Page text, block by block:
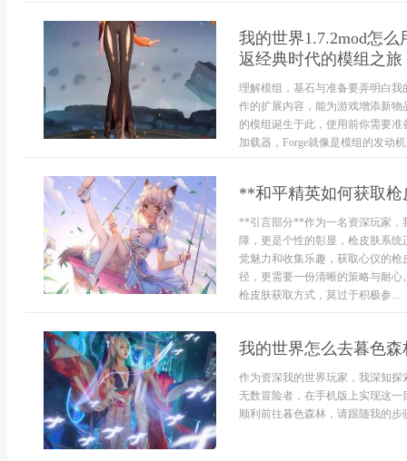
我的世界1.7.2mod怎
返经典时代的模组之旅
理解模组，基石与准备要弄明白
作的扩展内容，能为游戏增添新
的模组诞生于此，使用前你需要准
加载器，Forge就像是模组的发动
**和平精英如何获取
**引言部分**作为一名资深玩家，
障，更是个性的彰显，枪皮肤系
觉魅力和收集乐趣，获取心仪的
径，更需要一份清晰的策略与耐
枪皮肤获取方式，莫过于积极参...
我的世界怎么去暮色
作为资深我的世界玩家，我深知
无数冒险者，在手机版上实现这
顺利前往暮色森林，请跟随我的